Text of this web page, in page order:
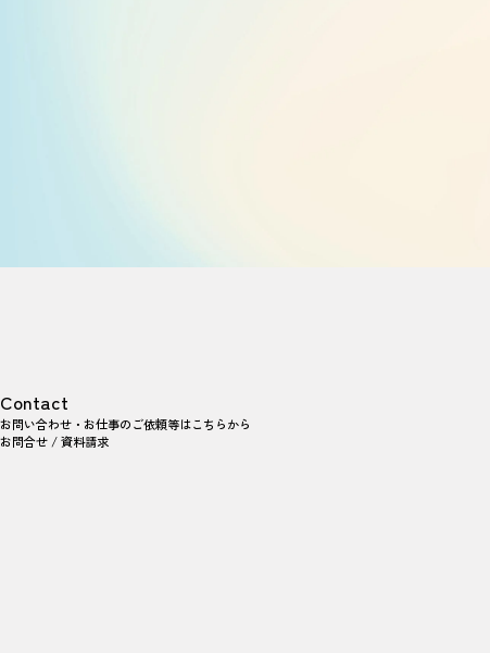
Contact
お問い合わせ・お仕事のご依頼等はこちらから
お問合せ / 資料請求